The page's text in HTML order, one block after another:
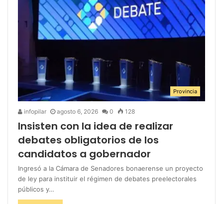
Provincia
infopilar agosto 6, 2026 0 128
Insisten con la idea de realizar
debates obligatorios de los
candidatos a gobernador
Ingresó a la Cámara de Senadores bonaerense un proyecto
de ley para instituir el régimen de debates preelectorales
públicos y…